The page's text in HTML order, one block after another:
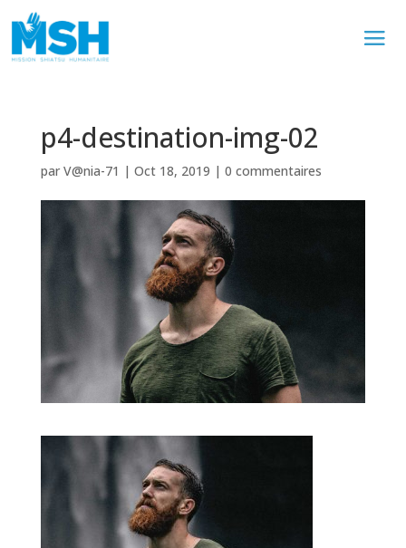
p4-destination-img-02
par V@nia-71 | Oct 18, 2019 | 0 commentaires